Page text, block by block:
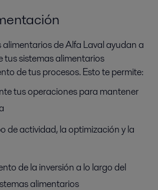
alimentarios de Alfa Laval ayudan a
tus sistemas alimentarios
de tus procesos. Esto te permite:
tus operaciones para mantener
de actividad, la optimización y la
de la inversión a lo largo del
alimentarios